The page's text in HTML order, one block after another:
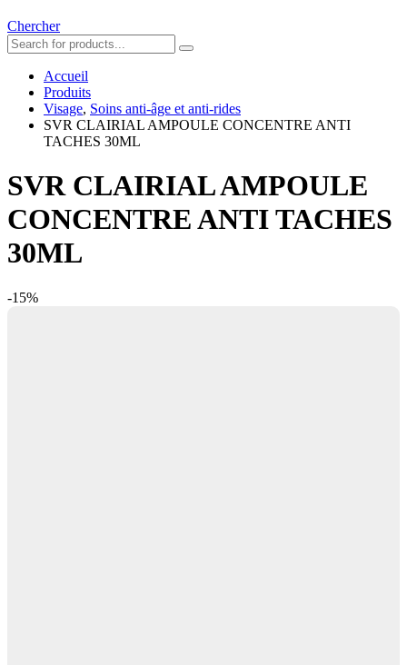
Chercher
Accueil
Produits
Visage, Soins anti-âge et anti-rides
SVR CLAIRIAL AMPOULE CONCENTRE ANTI
TACHES 30ML
SVR CLAIRIAL AMPOULE
CONCENTRE ANTI TACHES
30ML
-15%